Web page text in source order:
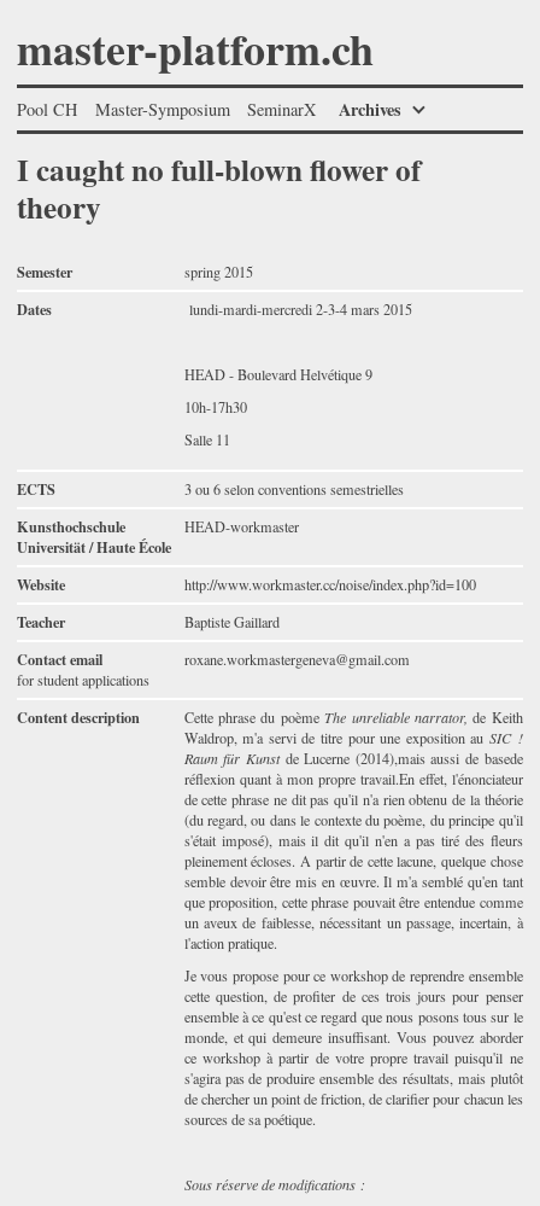
master-platform.ch
Pool CH Master-Symposium SeminarX Archives
I caught no full-blown flower of
theory
Semester spring 2015
Dates lundi-mardi-mercredi 2-3-4 mars 2015
HEAD - Boulevard Helvétique 9
10h-17h30
Salle 11
ECTS 3 ou 6 selon conventions semestrielles
Kunsthochschule
Universität / Haute École
HEAD-workmaster
Website http://www.workmaster.cc/noise/index.php?id=100
Teacher Baptiste Gaillard
Contact email
for student applications
roxane.workmastergeneva@gmail.com
Content description Cette phrase du poèmeThe unreliable narrator,de Keith
Waldrop, m'a servi de titre pour une exposition auSIC !
Raum für Kunstde Lucerne (2014),mais aussi de basede
réflexion quant à mon propre travail.En effet, l'énonciateur
de cette phrase ne dit pas qu'il n'a rien obtenu de la théorie
(du regard, ou dans le contexte du poème, du principe qu'il
s'était imposé), mais il dit qu'il n'en a pas tiré des fleurs
pleinement écloses. A partir de cette lacune, quelque chose
semble devoir être mis en œuvre. Il m'a semblé qu'en tant
que proposition, cette phrase pouvait être entendue comme
un aveux de faiblesse, nécessitant un passage, incertain, à
l'action pratique.
Je vous propose pour ce workshop de reprendre ensemble
cette question, de profiter de ces trois jours pour penser
ensemble à ce qu'est ce regard que nous posons tous sur le
monde, et qui demeure insuffisant. Vous pouvez aborder
ce workshop à partir de votre propre travail puisqu'il ne
s'agira pas de produire ensemble des résultats, mais plutôt
de chercher un point de friction, de clarifier pour chacun les
sources de sa poétique.
Sous réserve de modifications :